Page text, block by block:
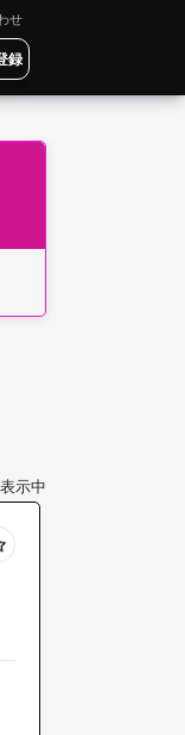
せ
録
示中